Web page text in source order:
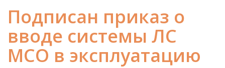
Подписан приказ о
вводе системы ЛС
МСО в эксплуатацию